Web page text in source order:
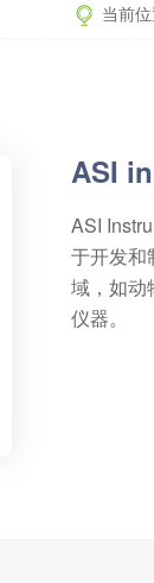
当前位
ASI
ASI
于开发和
域，如动
仪器。